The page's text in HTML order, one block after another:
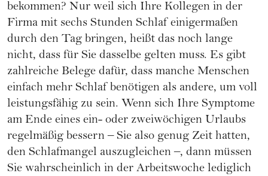
bekommen? Nur weil sich Ihre Kollegen in der
Firma mit sechs Stunden Schlaf einigermaßen
durch den Tag bringen, heißt das noch lange
nicht, dass für Sie dasselbe gelten muss. Es gibt
zahlreiche Belege dafür, dass manche Menschen
einfach mehr Schlaf benötigen als andere, um voll
leistungsfähig zu sein. Wenn sich Ihre Symptome
am Ende eines ein- oder zweiwöchigen Urlaubs
regelmäßig bessern – Sie also genug Zeit hatten,
den Schlafmangel auszugleichen –, dann müssen
Sie wahrscheinlich in der Arbeitswoche lediglich